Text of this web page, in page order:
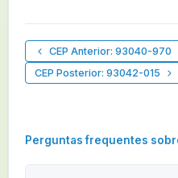
CEP Anterior: 93040-970
CEP Posterior: 93042-015
Perguntas frequentes